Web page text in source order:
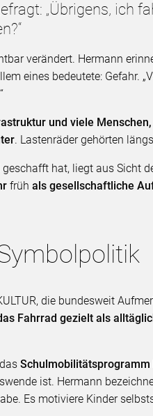
„Übrigens, ich
verändert. Hermann
eines bedeutete: Gefahr.
und viele
. Lastenräder gehörten
hat, liegt aus Sicht
frühals gesellschaftliche
die bundesweit
Fahrrad gezielt als
dasSchulmobilitätsprogramm
ist. Hermann
Es motiviere Kinder